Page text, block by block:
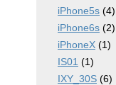
iPhone5s (4)
iPhone6s (2)
iPhoneX (1)
IS01 (1)
IXY_30S (6)